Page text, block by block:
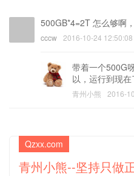
500GB*4=2T 怎么够啊
cccw 2016-10-24 12:50:08
带着一个500G
以，运行到现在
青州小熊 2016-
Qzxx.com
青州小熊--坚持只做